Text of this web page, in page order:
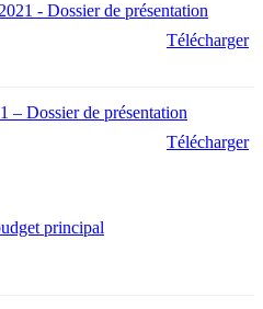
- Dossier de présentation
Télécharger
– Dossier de présentation
Télécharger
principal